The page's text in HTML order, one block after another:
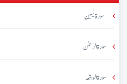
سورۃ یٰسین
سورۃ الرحمٰن
سورۃ الواقعہ